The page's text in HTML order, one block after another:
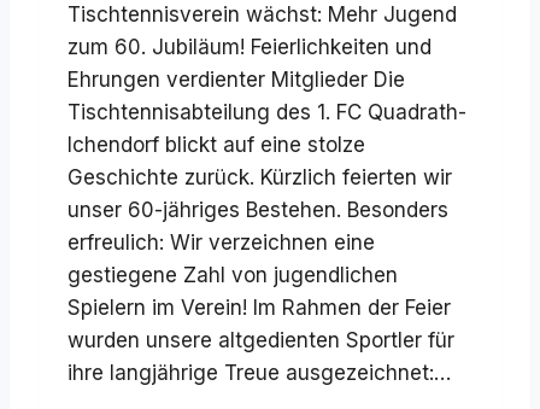
Tischtennisverein wächst: Mehr Jugend
zum 60. Jubiläum! Feierlichkeiten und
Ehrungen verdienter Mitglieder Die
Tischtennisabteilung des 1. FC Quadrath-
Ichendorf blickt auf eine stolze
Geschichte zurück. Kürzlich feierten wir
unser 60-jähriges Bestehen. Besonders
erfreulich: Wir verzeichnen eine
gestiegene Zahl von jugendlichen
Spielern im Verein! Im Rahmen der Feier
wurden unsere altgedienten Sportler für
ihre langjährige Treue ausgezeichnet:…